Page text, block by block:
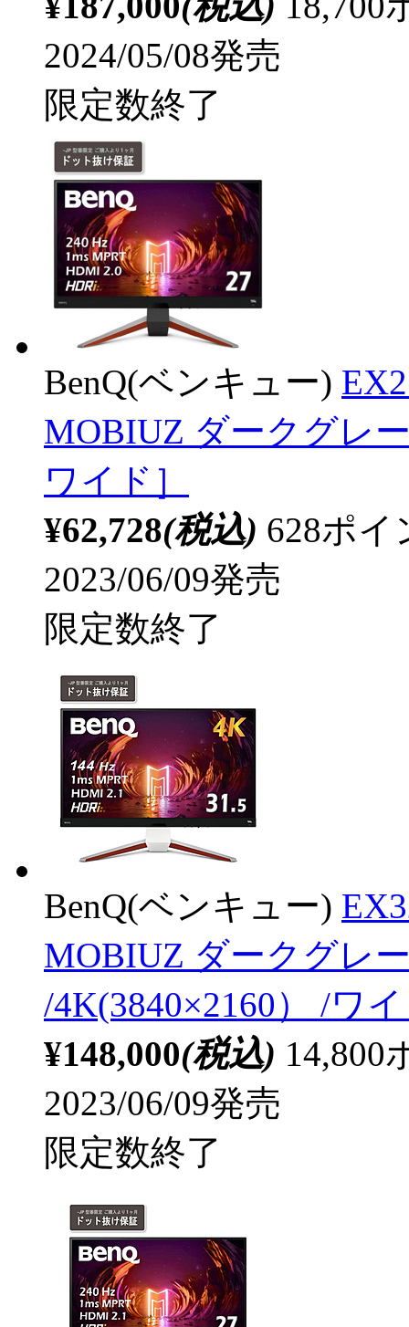
2024/05/08発売
限定数終了
BenQ(ベンキュー)
MOBIUZ ダークグレ
ワイド］
¥62,728(税込) 628ポ
2023/06/09発売
限定数終了
BenQ(ベンキュー)
MOBIUZ ダークグレ
/4K(3840×2160） /ワ
¥148,000(税込) 14,800
2023/06/09発売
限定数終了